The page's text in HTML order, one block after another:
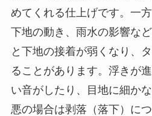
めてくれる仕上げです。一
下地の動き、雨水の影響な
と下地の接着が弱くなり、
ることがあります。浮きが
い音がしたり、目地に細か
悪の場合は剥落（落下）に